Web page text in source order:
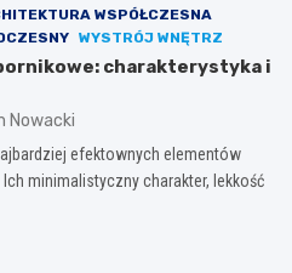
WSPÓŁCZESNA
WYSTRÓJ WNĘTRZ
charakterystyka i
Nowacki
efektownych elementów
minimalistyczny charakter, lekkość